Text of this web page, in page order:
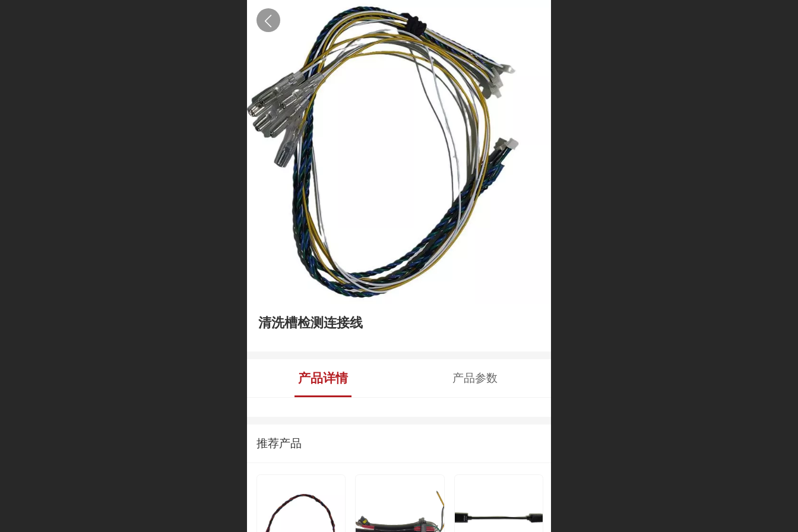
清洗槽检测连接线
产品详情 产品参数
推荐产品